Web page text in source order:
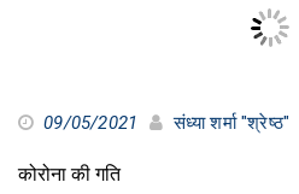
09/05/2021 संध्या शर्मा "श्रेष्ठ"
कोरोना की गति